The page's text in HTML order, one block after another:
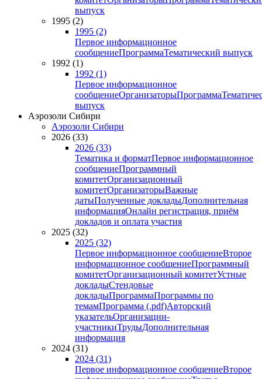
выпуск
1995 (2)
1995 (2)
Первое информационное
сообщениеПрограммаТематический выпуск
1992 (1)
1992 (1)
Первое информационное
сообщениеОрганизаторыПрограмма
выпуск
Аэрозоли Сибири
Аэрозоли Сибири
2026 (33)
2026 (33)
Тематика и форматПервое информационное
сообщениеПрограммный
комитетОрганизационный
комитетОрганизаторыВажные
датыПолученные докладыДополнительная
информацияОнлайн регистрация, приём
докладов и оплата участия
2025 (32)
2025 (32)
Первое информационное сообщениеВторое
информационное сообщениеПрограммный
комитетОрганизационный комитетУстные
докладыСтендовые
докладыПрограммаПрограммы по
темамПрограмма (.pdf)Авторский
указательОрганизации-
участникиТрудыДополнительная
информация
2024 (31)
2024 (31)
Первое информационное сообщениеВторое